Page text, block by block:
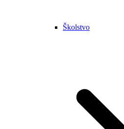
Školstvo